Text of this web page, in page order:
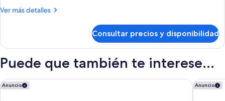
camas
(Strip
View)
Ver más detalles
Más
Deluxe,
camas
matrimonio
(Strip
Consultar precios y disponibilidad
Puede que también te interese...
Anuncio
Conrad Las Vegas at Resorts World Anuncio